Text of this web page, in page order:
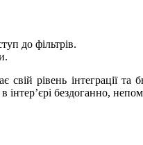
до фільтрів.
свій рівень інтеграції
інтер’єрі бездоганно,